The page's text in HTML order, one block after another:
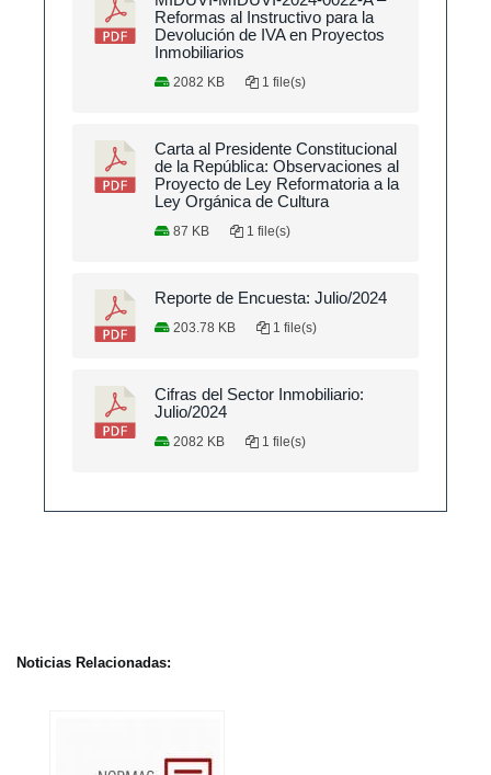
Reformas al Instructivo para la
Devolución de IVA en Proyectos
Inmobiliarios
2082 KB 1 file(s)
Carta al Presidente Constitucional
de la República: Observaciones al
Proyecto de Ley Reformatoria a la
Ley Orgánica de Cultura
87 KB 1 file(s)
Reporte de Encuesta: Julio/2024
203.78 KB 1 file(s)
Cifras del Sector Inmobiliario:
Julio/2024
2082 KB 1 file(s)
Noticias Relacionadas: